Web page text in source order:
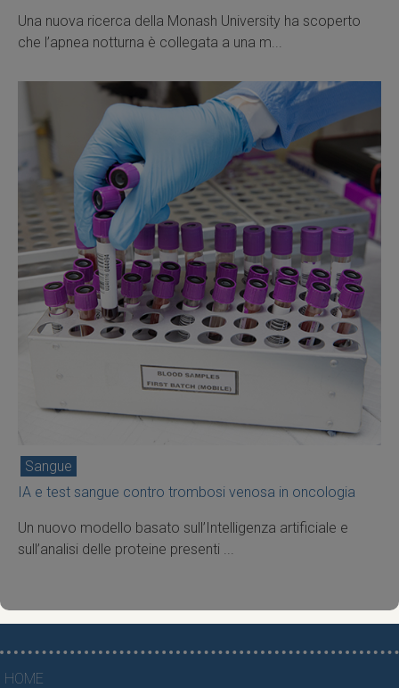
Una nuova ricerca della Monash University ha scoperto
che l’apnea notturna è collegata a una m...
Sangue
IA e test sangue contro trombosi venosa in oncologia
Un nuovo modello basato sull’Intelligenza artificiale e
sull’analisi delle proteine presenti ...
HOME